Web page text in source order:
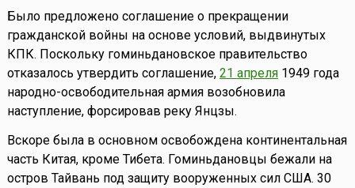
Было предложено соглашение о прекращении
гражданской войны на основе условий, выдвинутых
КПК. Поскольку гоминьдановское правительство
отказалось утвердить соглашение, 21 апреля1949 года
народно-освободительная армия возобновила
наступление, форсировав реку Янцзы.
Вскоре была в основном освобождена континентальная
часть Китая, кроме Тибета. Гоминьдановцы бежали на
остров Тайвань под защиту вооруженных сил США. 30